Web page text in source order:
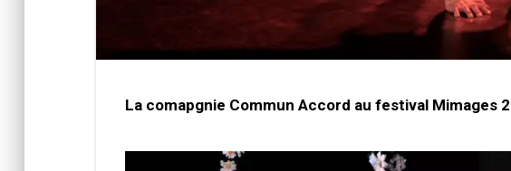
La comapgnie Commun Accord au festival Mimages